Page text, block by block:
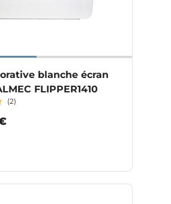
blanche écran
FLIPPER1410
(2)